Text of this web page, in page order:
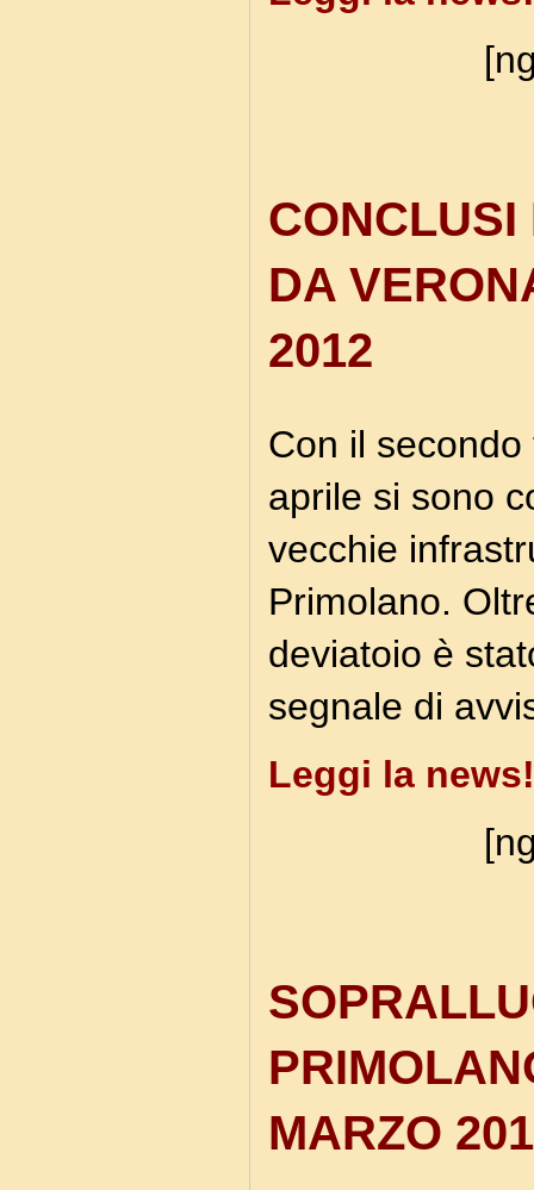
CONCLUSI
DA
2012
Con il
aprile si sono
vecchie
Primolano.
deviatoio è
segnale di
Leggi la news!
MARZO